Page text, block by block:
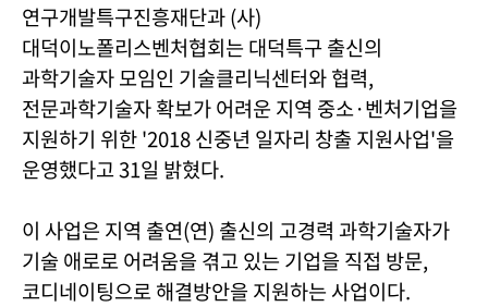
연구개발특구진흥재단과 (사)
대덕이노폴리스벤처협회는 대덕특구 출신의
과학기술자 모임인 기술클리닉센터와 협력,
전문과학기술자 확보가 어려운 지역 중소·벤처기업을
지원하기 위한 '2018 신중년 일자리 창출 지원사업'을
운영했다고 31일 밝혔다.
이 사업은 지역 출연(연) 출신의 고경력 과학기술자가
기술 애로로 어려움을 겪고 있는 기업을 직접 방문,
코디네이팅으로 해결방안을 지원하는 사업이다.